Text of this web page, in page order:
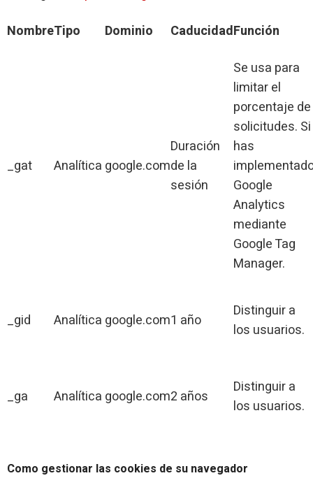
NombreTipo Dominio CaducidadFunción
_gat Analítica google.com
Duración
de la
sesión
Se usa para
limitar el
porcentaje de
solicitudes. Si
has
Google
Analytics
mediante
Google Tag
Manager.
_gid Analítica google.com1 año
Distinguir a
los usuarios.
_ga Analítica google.com2 años
Distinguir a
los usuarios.
Como gestionar las cookies de su navegador